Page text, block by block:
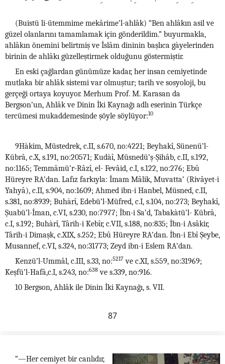
(Buistü li-ütemmime mekârime’l-ahlâk) “Ben ahlâkın asil ve
güzel olanlarını tamamlamak için gönderildim.” buyurmakla,
ahlâkın önemini belirtmiş ve İslâm dininin başlıca gàyelerinden
birinin de ahlâkı güzelleştirmek olduğunu göstermiştir.
En eski çağlardan günümüze kadar, her insan cemiyetinde
mutlaka bir ahlâk sistemi var olmuştur; tarih ve sosyoloji, bu
gerçeği ortaya koyuyor. Merhum Prof. M. Karasan da
Bergson’un, Ahlâk ve Dinin İki Kaynağı adlı eserinin Türkçe
tercümesi mukaddemesinde şöyle söylüyor:10
9Hàkim, Müstedrek, c.II, s.670, no:4221; Beyhakî, Sünenü’l-
Kübrâ, c.X, s.191, no:20571; Kudàî, Müsnedü’ş-Şihâb, c.II, s.192,
no:1165; Temmâmü’r-Râzî, el- Fevâid, c.I, s.122, no:276; Ebû
Hüreyre RA’dan. Lafız farkıyla: İmam Mâlik, Muvatta’ (Rivâyet-i
Yahyâ), c.II, s.904, no:1609; Ahmed ibn-i Hanbel, Müsned, c.II,
s.381, no:8939; Buhàrî, Edebü’l-Müfred, c.I, s.104, no:273; Beyhakî,
Şuabü’l-İman, c.VI, s.230, no:7977; İbn-i Sa’d, Tabakàtü’l- Kübrâ,
c.I, s.192; Buhàrî, Târih-i Kebîr, c.VII, s.188, no:835; İbn-i Asâkir,
Târih-i Dimaşk, c.XIX, s.252; Ebû Hüreyre RA’dan. İbn-i Ebî Şeybe,
Musannef, c.VI, s.324, no:31773; Zeyd ibn-i Eslem RA’dan.
Kenzü’l-Ummâl, c.III, s.33, no:5217 ve c.XI, s.559, no:31969;
Keşfü’l-Hafâ,c.I, s.243, no:638 ve s.339, no:916.
10 Bergson, Ahlâk ile Dinin İki Kaynağı, s. VII.
87
“—Her cemiyet bir canlıdır,